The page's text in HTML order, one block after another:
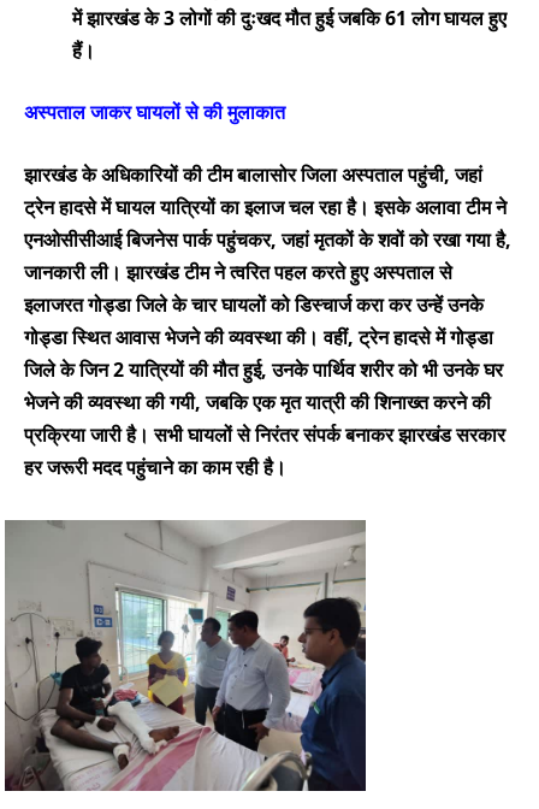
में झारखंड के 3 लोगों की दुःखद मौत हुई जबकि 61 लोग घायल हुए
हैं।
अस्पताल जाकर घायलों से की मुलाकात
झारखंड के अधिकारियों की टीम बालासोर जिला अस्पताल पहुंची, जहां
ट्रेन हादसे में घायल यात्रियों का इलाज चल रहा है। इसके अलावा टीम ने
एनओसीसीआई बिजनेस पार्क पहुंचकर, जहां मृतकों के शवों को रखा गया है,
जानकारी ली। झारखंड टीम ने त्वरित पहल करते हुए अस्पताल से
इलाजरत गोड्डा जिले के चार घायलों को डिस्चार्ज करा कर उन्हें उनके
गोड्डा स्थित आवास भेजने की व्यवस्था की। वहीं, ट्रेन हादसे में गोड्डा
जिले के जिन 2 यात्रियों की मौत हुई, उनके पार्थिव शरीर को भी उनके घर
भेजने की व्यवस्था की गयी, जबकि एक मृत यात्री की शिनाख्त करने की
प्रक्रिया जारी है। सभी घायलों से निरंतर संपर्क बनाकर झारखंड सरकार
हर जरूरी मदद पहुंचाने का काम रही है।